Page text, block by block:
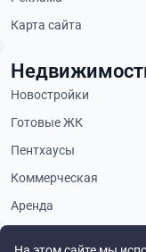
Карта сайта
Новостройки
Готовые ЖК
Пентхаусы
Коммерческая
Аренда